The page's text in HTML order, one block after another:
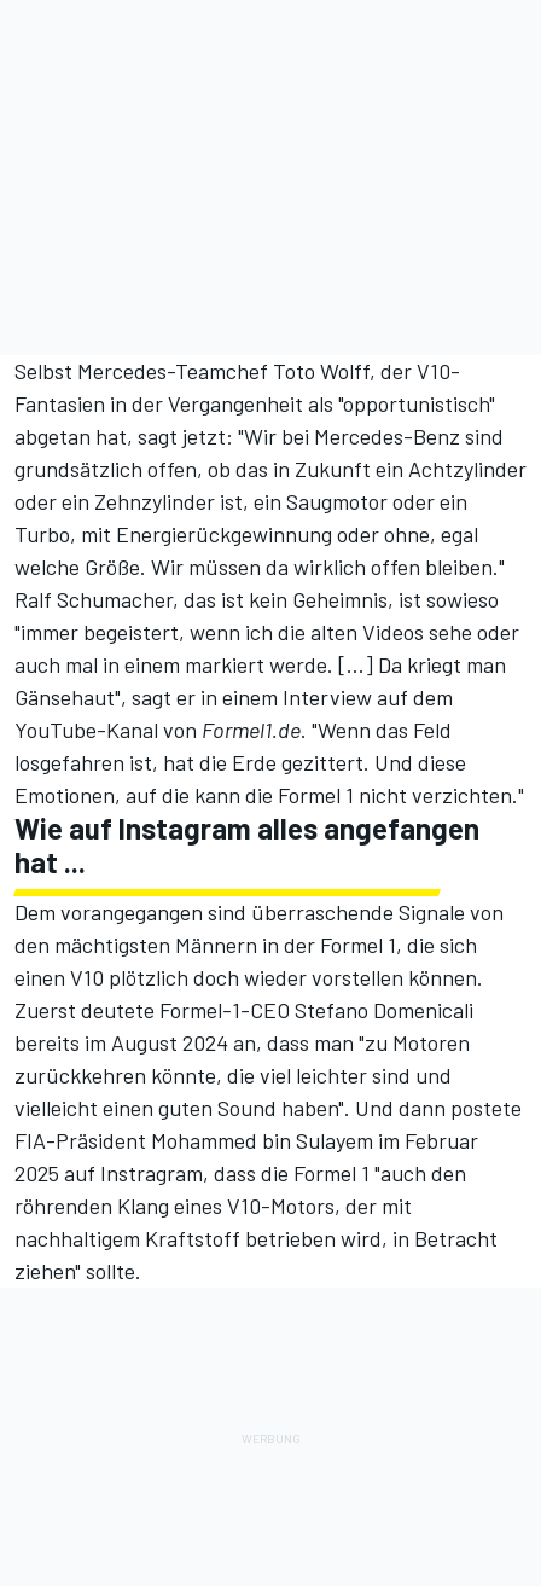
Selbst Mercedes-Teamchef Toto Wolff, der V10-
Fantasien in der Vergangenheit als "opportunistisch"
abgetan hat, sagt jetzt: "Wir bei Mercedes-Benz sind
grundsätzlich offen, ob das in Zukunft ein Achtzylinder
oder ein Zehnzylinder ist, ein Saugmotor oder ein
Turbo, mit Energierückgewinnung oder ohne, egal
welche Größe. Wir müssen da wirklich offen bleiben."
Ralf Schumacher, das ist kein Geheimnis, ist sowieso
"immer begeistert, wenn ich die alten Videos sehe oder
auch mal in einem markiert werde. [...] Da kriegt man
Gänsehaut", sagt er in einem Interview auf dem
YouTube-Kanal von Formel1.de. "Wenn das Feld
losgefahren ist, hat die Erde gezittert. Und diese
Emotionen, auf die kann die Formel 1 nicht verzichten."
Wie auf Instagram alles angefangen
hat ...
Dem vorangegangen sind überraschende Signale von
den mächtigsten Männern in der Formel 1, die sich
einen V10 plötzlich doch wieder vorstellen können.
Zuerst deutete Formel-1-CEO Stefano Domenicali
bereits im August 2024 an, dass man "zu Motoren
zurückkehren könnte, die viel leichter sind und
vielleicht einen guten Sound haben". Und dann postete
FIA-Präsident Mohammed bin Sulayem im Februar
2025 auf Instragram, dass die Formel 1 "auch den
röhrenden Klang eines V10-Motors, der mit
nachhaltigem Kraftstoff betrieben wird, in Betracht
ziehen" sollte.